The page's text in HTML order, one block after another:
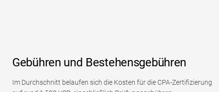
Gebühren und Bestehensgebühren
Im Durchschnitt belaufen sich die Kosten für die CPA-Zertifizierung